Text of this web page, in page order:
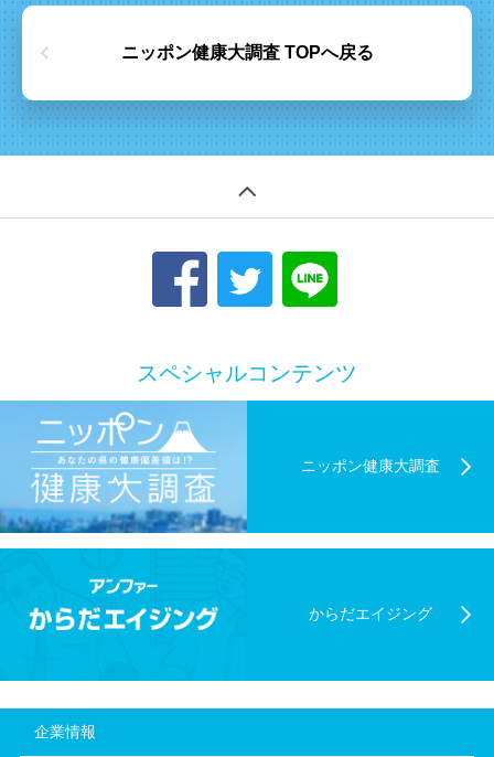
ニッポン健康大調査 TOPへ戻る
スペシャルコンテンツ
ニッポン健康大調査
からだエイジング
企業情報